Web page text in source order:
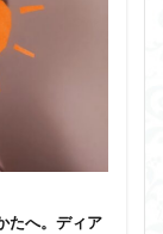
たへ。ディア